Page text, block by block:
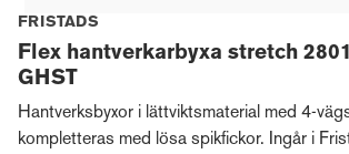
FRISTADS
Flex hantverkarbyxa stretch 2801
GHST
Hantverksbyxor i lättviktsmaterial med 4-
kompletteras med lösa spikfickor. Ingår i